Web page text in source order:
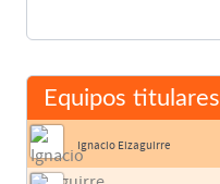
Equipos titulares
Ignacio Eizaguirre